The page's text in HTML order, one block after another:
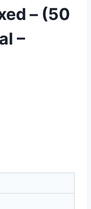
– (50
–